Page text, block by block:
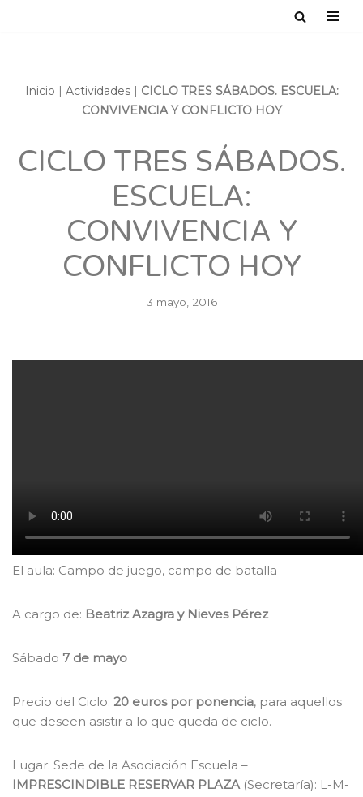
contenido
Inicio | Actividades| CICLO TRES SÁBADOS. ESCUELA:
CONVIVENCIA Y CONFLICTO HOY
CICLO TRES SÁBADOS.
ESCUELA:
CONVIVENCIA Y
CONFLICTO HOY
3 mayo, 2016
El aula: Campo de juego, campo de batalla
A cargo de: Beatriz Azagra y Nieves Pérez
Sábado 7 de mayo
Precio del Ciclo: 20 euros por ponencia, para aquellos
que deseen asistir a lo que queda de ciclo.
Lugar: Sede de la Asociación Escuela –
IMPRESCINDIBLE RESERVAR PLAZA(Secretaría): L-M-